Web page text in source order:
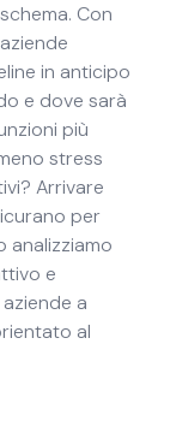
Con
in anticipo
e dove sarà
più
stress
Arrivare
per
analizziamo
e
a
al